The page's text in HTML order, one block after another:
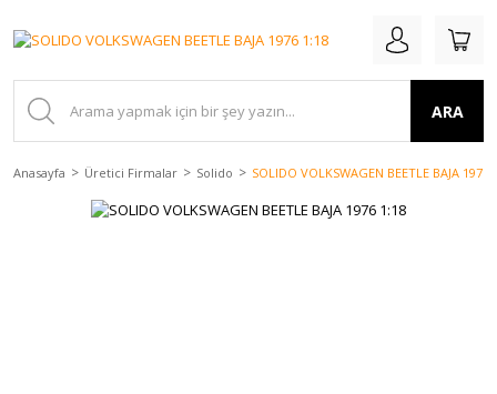
ARA
Anasayfa Üretici Firmalar Solido SOLIDO VOLKSWAGEN BEETLE BAJA 1976